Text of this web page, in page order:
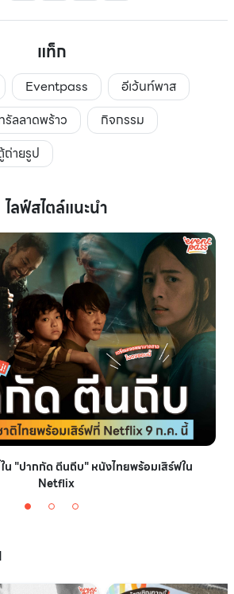
แท็ก
Eventpass
อีเว้นท์พาส
รัลลาดพร้าว
กิจกรรม
ถ่ายรูป
ไลฟ์สไตล์แนะนำ
น "ปากกัด ตีนถีบ" หนังไทยพร้อมเสิร์ฟใน
Netflix